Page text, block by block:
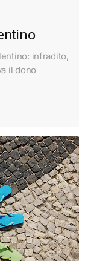
infradito,
il dono